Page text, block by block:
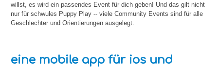
willst, es wird ein passendes Event für dich geben! Und das gilt nicht
nur für schwules Puppy Play -- viele Community Events sind für alle
Geschlechter und Orientierungen ausgelegt.
eine mobile app für ios und